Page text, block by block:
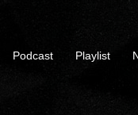
Podcast Playlist